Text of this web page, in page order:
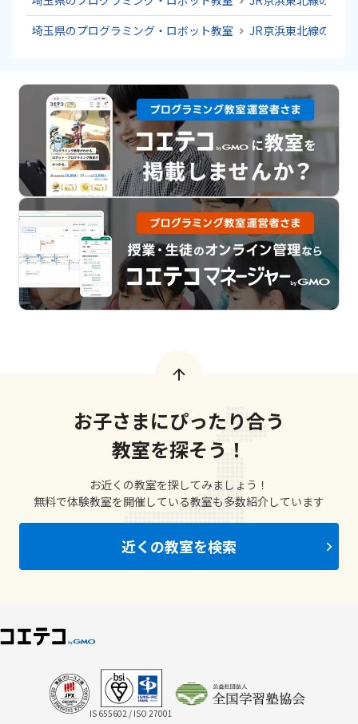
埼玉県のプログラミング・ロボット教室
JR京浜東北線のプロ
お子さまにぴったり合う
教室を探そう！
お近くの教室を探してみましょう！
無料で体験教室を開催している教室も多数紹介しています
近くの教室を検索
IS 655602 / ISO 27001